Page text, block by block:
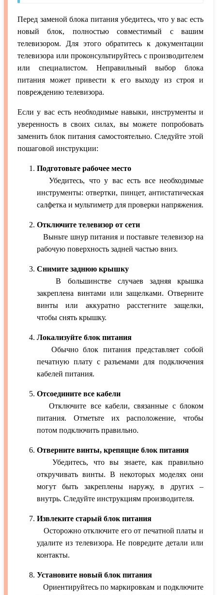
Перед заменой блока питания убедитесь, что у вас есть
новый блок, полностью совместимый с вашим
телевизором. Для этого обратитесь к документации
телевизора или проконсультируйтесь с производителем
или специалистом. Неправильный выбор блока
питания может привести к его выходу из строя и
повреждению телевизора.
Если у вас есть необходимые навыки, инструменты и
уверенность в своих силах, вы можете попробовать
заменить блок питания самостоятельно. Следуйте этой
пошаговой инструкции:
Подготовьте рабочее место
Убедитесь, что у вас есть все необходимые
инструменты: отвертки, пинцет, антистатическая
салфетка и мультиметр для проверки напряжения.
Отключите телевизор от сети
Выньте шнур питания и поставьте телевизор на
рабочую поверхность задней частью вниз.
Снимите заднюю крышку
В большинстве случаев задняя крышка
закреплена винтами или защелками. Отверните
винты или аккуратно расстегните защелки,
чтобы снять крышку.
Локализуйте блок питания
Обычно блок питания представляет собой
печатную плату с разъемами для подключения
кабелей питания.
Отсоедините все кабели
Отключите все кабели, связанные с блоком
питания. Отметьте их расположение, чтобы
потом подключить правильно.
Отверните винты, крепящие блок питания
Убедитесь, что вы знаете, как правильно
откручивать винты. В некоторых моделях они
могут быть закреплены наружу, в других –
внутрь. Следуйте инструкциям производителя.
Извлеките старый блок питания
Осторожно отключите его от печатной платы и
удалите из телевизора. Не повредите детали или
контакты.
Установите новый блок питания
Ориентируйтесь по маркировкам и подключите